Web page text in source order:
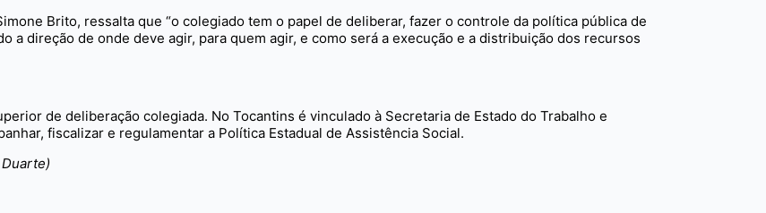
Brito, ressalta que “o colegiado tem o papel de deliberar, fazer o controle da política pública de
a direção de onde deve agir, para quem agir, e como será a execução e a distribuição dos recursos
de deliberação colegiada. No Tocantins é vinculado à Secretaria de Estado do Trabalho e
fiscalizar e regulamentar a Política Estadual de Assistência Social.